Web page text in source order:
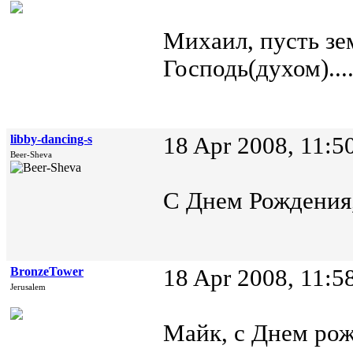
Михаил, пусть
libby-dancing-s
Beer-Sheva 18 Apr 2008,
С Днем
BronzeTower
Jerusalem 18 Apr 2008,
Майк, с Днем